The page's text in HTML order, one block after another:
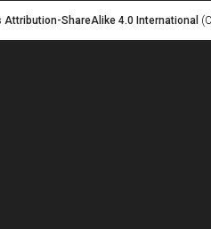
Attribution-ShareAlike 4.0 International